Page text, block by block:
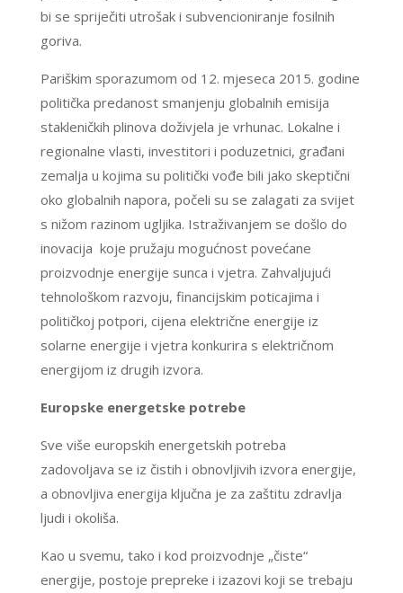
bi se spriječiti utrošak i subvencioniranje fosilnih
goriva.
Pariškim sporazumom od 12. mjeseca 2015. godine
politička predanost smanjenju globalnih emisija
stakleničkih plinova doživjela je vrhunac. Lokalne i
regionalne vlasti, investitori i poduzetnici, građani
zemalja u kojima su politički vođe bili jako skeptični
oko globalnih napora, počeli su se zalagati za svijet
s nižom razinom ugljika. Istraživanjem se došlo do
inovacija koje pružaju mogućnost povećane
proizvodnje energije sunca i vjetra. Zahvaljujući
tehnološkom razvoju, financijskim poticajima i
političkoj potpori, cijena električne energije iz
solarne energije i vjetra konkurira s električnom
energijom iz drugih izvora.
Europske energetske potrebe
Sve više europskih energetskih potreba
zadovoljava se iz čistih i obnovljivih izvora energije,
a obnovljiva energija ključna je za zaštitu zdravlja
ljudi i okoliša.
Kao u svemu, tako i kod proizvodnje „čiste“
energije, postoje prepreke i izazovi koji se trebaju